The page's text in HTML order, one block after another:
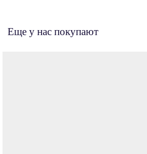
Еще у нас покупают